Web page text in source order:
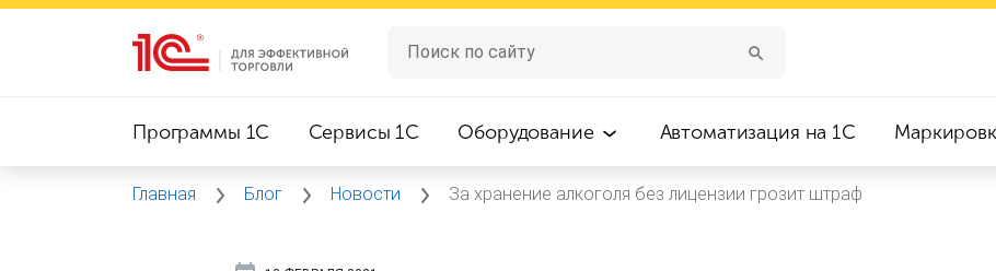
Программы 1C Сервисы 1C Оборудование Автоматизация на 1С
Главная Блог Новости За хранение алкоголя без лицензии грозит штраф